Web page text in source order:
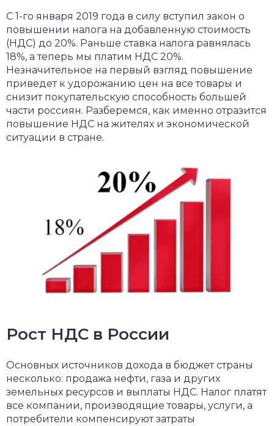
С 1-го января 2019 года в силу вступил закон о
повышении налога на добавленную стоимость
(НДС) до 20%. Раньше ставка налога равнялась
18%, а теперь мы платим НДС 20%.
Незначительное на первый взгляд повышение
приведет к удорожанию цен на все товары и
снизит покупательскую способность большей
части россиян. Разберемся, как именно отразится
повышение НДС на жителях и экономической
ситуации в стране.
Рост НДС в России
Основных источников дохода в бюджет страны
несколько: продажа нефти, газа и других
земельных ресурсов и выплаты НДС. Налог платят
все компании, производящие товары, услуги, а
потребители компенсируют затраты
и уход